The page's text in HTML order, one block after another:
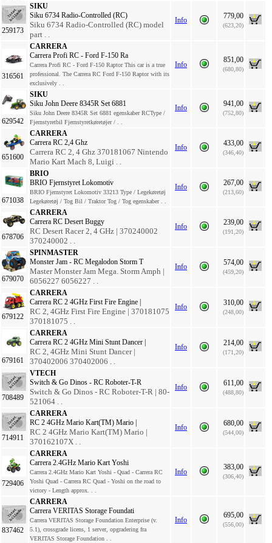
259173
SIKU
Siku 6734 Radio-Controlled (RC)
Siku 6734 Radio-Controlled (RC) model
part . .
Info 779,00
(623,20)
316561
CARRERA
Carrera Profi RC - Ford F-150 Ra
Carrera Profi RC - Ford F-150 Raptor This car is a true
professional. The Carrera RC Ford F-150 Raptor with its
exclusively . .
Info
851,00
(680,80)
629542
SIKU
Siku John Deere 8345R Set 6881
Siku John Deere 8345R Set 6881 egenskaber RCType /
Fjernstyretbil Fjernstyretkøretøjer / . .
Info 941,00
(752,80)
651600
CARRERA
Carrera RC 2,4 Ghz
Carrera RC 2, 4 Ghz 370181067 Nintendo
Mario Kart Mach 8, Luigi . .
Info 433,00
(346,40)
671038
BRIO
BRIO Fjernstyret Lokomotiv
BRIO Fjernstyret Lokomotiv 33213 Type / Legekøretøj
Legekøretøj / Tog Bil / Traktor Tog / Tog egenskaber . .
Info 267,00
(213,60)
678706
CARRERA
Carrera RC Desert Buggy
RC Desert Racer 2, 4 GHz | 370240002
370240002 . .
Info 239,00
(191,20)
679070
SPINMASTER
Monster Jam - RC Megalodon Storm T
Master Monster Jam Mega. Storm Amph |
6056227 6056227 . .
Info 574,00
(459,20)
679122
CARRERA
Carrera RC 2 4GHz First Fire Engine |
RC 2, 4GHz First Fire Engine | 370181075
370181075 . .
Info 310,00
(248,00)
679161
CARRERA
Carrera RC 2 4GHz Mini Stunt Dancer |
RC 2, 4GHz Mini Stunt Dancer |
370402006 370402006 . .
Info 214,00
(171,20)
708489
VTECH
Switch & Go Dinos - RC Roboter-T-R
Switch & Go Dinos - RC Roboter-T-R | 80-
521064 . .
Info 611,00
(488,80)
714911
CARRERA
RC 2 4GHz Mario Kart(TM) Mario |
RC 2 4GHz Mario Kart(TM) Mario |
370162107X . .
Info 680,00
(544,00)
729406
CARRERA
Carrera 2.4GHz Mario Kart Yoshi
Carrera 2.4GHz Mario Kart Yoshi - Quad - Carrera RC
Yoshi Quad - Carrera RC Quad - Yoshi on the road to
victory - Length approx. . .
Info
383,00
(306,40)
837462
CARRERA
Carrera VERITAS Storage Foundati
Carrera VERITAS Storage Foundation Enterprise (v.
5.1), crossgrade licens, 1 server, opgradering fra
VERITAS Storage Foundation . .
Info
695,00
(556,00)